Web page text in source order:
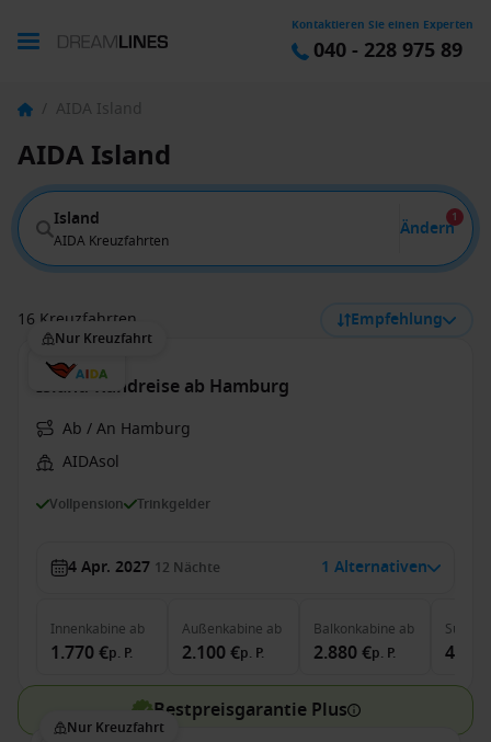
Kontaktieren Sie einen Experten
040 - 228 975 89
/ AIDA Island
AIDA Island
Island
AIDA Kreuzfahrten
Ändern
1
16 Kreuzfahrten Empfehlung
Nur Kreuzfahrt
Island-Rundreise ab Hamburg
Ab / An Hamburg
AIDAsol
Vollpension Trinkgelder
4 Apr. 2027 12 Nächte 1 Alternativen
Innenkabine ab
1.770 €p. P.
Außenkabine ab
2.100 €p. P.
Balkonkabine ab
2.880 €p. P.
Suite
Bestpreisgarantie Plus
Nur Kreuzfahrt